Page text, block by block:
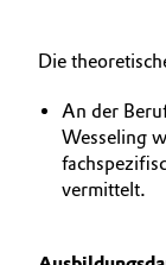
Die
An der
Wesseling
vermittelt.